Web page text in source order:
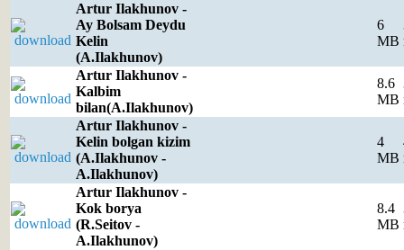
Artur Ilakhunov -
Ay Bolsam Deydu
Kelin
(A.Ilakhunov)
6
MB
Artur Ilakhunov -
Kalbim
bilan(A.Ilakhunov)
8.6
MB
Artur Ilakhunov -
Kelin bolgan kizim
(A.Ilakhunov -
A.Ilakhunov)
4
MB
Artur Ilakhunov -
Kok borya
(R.Seitov -
A.Ilakhunov)
8.4
MB